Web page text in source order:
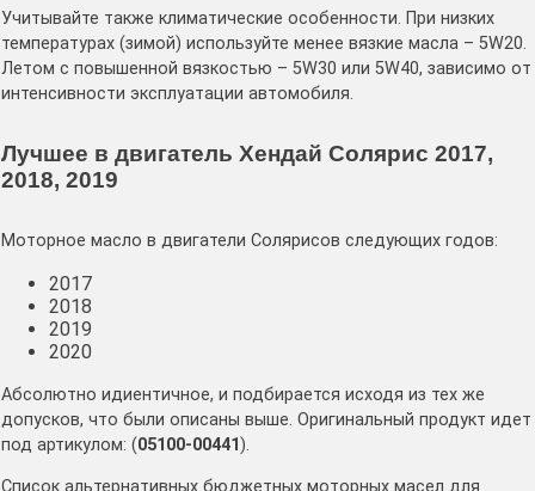
Учитывайте также климатические особенности. При низких
температурах (зимой) используйте менее вязкие масла – 5W20.
Летом с повышенной вязкостью – 5W30 или 5W40, зависимо от
интенсивности эксплуатации автомобиля.
Лучшее в двигатель Хендай Солярис 2017,
2018, 2019
Моторное масло в двигатели Солярисов следующих годов:
2017
2018
2019
2020
Абсолютно идиентичное, и подбирается исходя из тех же
допусков, что были описаны выше. Оригинальный продукт идет
под артикулом: (05100-00441).